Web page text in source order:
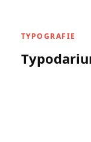
TYPOGRAFIE